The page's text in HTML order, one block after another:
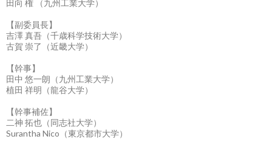
田向 権 （九州工業大学）
【副委員長】
吉澤 真吾（千歳科学技術大学）
古賀 崇了（近畿大学）
【幹事】
田中 悠一朗（九州工業大学）
植田 祥明（龍谷大学）
【幹事補佐】
二神 拓也（同志社大学）
Surantha Nico（東京都市大学）